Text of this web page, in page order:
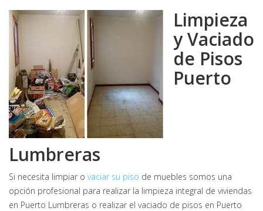
Limpieza
y Vaciado
de Pisos
Puerto
Lumbreras
Si necesita limpiar o vaciar su piso de muebles somos una
opción profesional para realizar la limpieza integral de viviendas
en Puerto Lumbreras o realizar el vaciado de pisos en Puerto